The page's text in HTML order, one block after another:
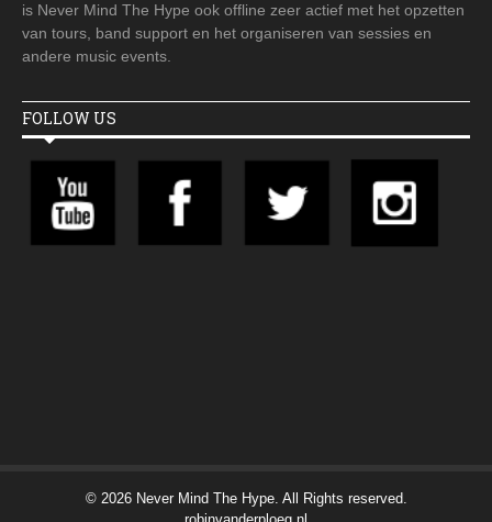
is Never Mind The Hype ook offline zeer actief met het opzetten
van tours, band support en het organiseren van sessies en
andere music events.
FOLLOW US
© 2026 Never Mind The Hype. All Rights reserved.